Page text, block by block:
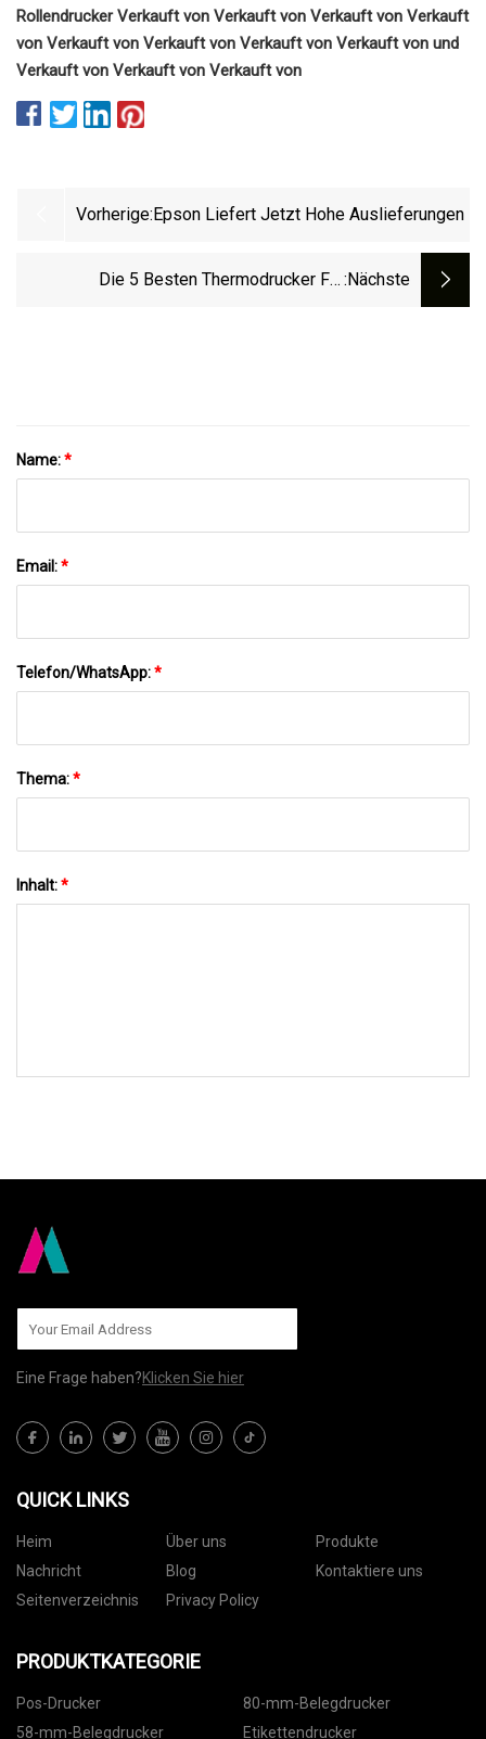
Rollendrucker Verkauft von Verkauft von Verkauft von Verkauft
von Verkauft von Verkauft von Verkauft von Verkauft von und
Verkauft von Verkauft von Verkauft von
Vorherige: Epson Liefert Jetzt Hohe Auslieferungen
Die 5 Besten Thermodrucker Für :nächste
Name:*
Email:*
Telefon/WhatsApp:*
Thema:*
Inhalt:*
Eine Frage haben?Klicken Sie hier
QUICK LINKS
Heim Über uns
Produkte
Nachricht
Blog
Kontaktiere uns
Seitenverzeichnis
Privacy Policy
PRODUKTKATEGORIE
Pos-Drucker
80-mm-Belegdrucker
58-mm-Belegdrucker
Etikettendrucker